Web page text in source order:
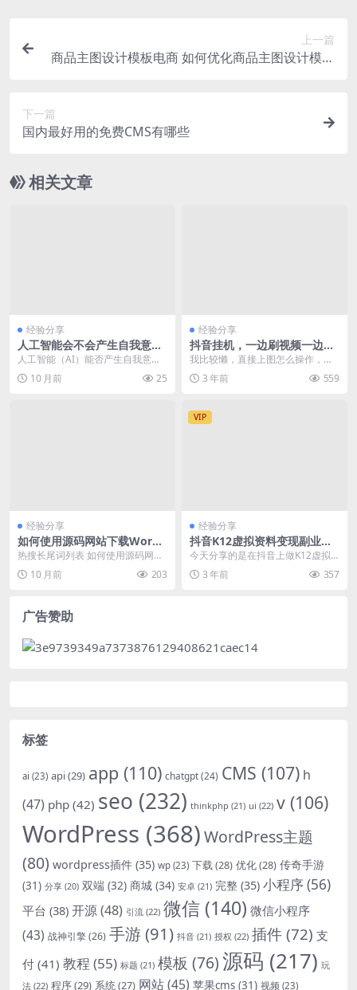
上一篇
商品主图设计模板电商 如何优化商品主图设计模板
下一篇
国内最好用的免费CMS有哪些
相关文章
经验分享
人工智能会不会产生自我意识
专家讨论 探讨终极哲学问题
人工智能（AI）能否产生自我意
识，一直是科技界和哲学界探讨的
终极问题。近期，关于...
10 月前 25
经验分享
抖音挂机，一边刷视频一边收
益！
我比较懒，直接上图怎么操作，简
单明了一点好，扯东扯西反而还不
想看3 年前 559
经验分享
如何使用源码网站下载WordP
ress主题源码
热搜长尾词列表 如何使用源码网站
下载WordPress主题源码 源码网站
推荐 手...
10 月前 203
VIP
经验分享
抖音K12虚拟资料变现副业项
目玩法，一条龙实操经验，视
频版大解析
今天分享的是在抖音上做K12虚拟
资料项目玩法，这个和之前我们讲
的小红书大差不差，...
3 年前 357
广告赞助
标签
ai (23) api(29) app (110) chatgpt(24) CMS (107) h
(47) php (42) seo (232) thinkphp (21) ui (22) v (106)
WordPress (368)WordPress主题
(80) wordpress插件 (35) wp (23) 下载(28) 优化(28) 传奇手游
(31) 分享 (20) 双端 (32) 商城 (34) 安卓 (21) 完整 (35) 小程序(56)
平台 (38) 开源(48) 引流 (22) 微信 (140) 微信小程序
(43) 战神引擎(26) 手游(91) 抖音 (21) 授权 (22) 插件 (72) 支
付 (41) 教程 (55) 标题 (21) 模板 (76)源码 (217) 玩
法 (22) 程序(29) 系统(27) 网站(45) 苹果cms (31) 视频 (23)